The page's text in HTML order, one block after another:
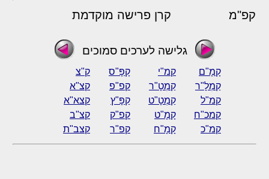
קפ"מ קרן פרישה מוקדמת
גלישה לערכים סמוכים
קָמָ"ם קמ"י קָפָּ"ס
ק"צ
קַמְלָ"ר
קַמְטָ"ר קפ"פ
קצ"א
קמ"ל
קַמְטָ"ט קַפָּ"ץ
קצא"א
קמכ"ח
קָמָ"ט קפ"ק
קצ"ב
קמ"כ
קָמָ"ח קפ"ר קצב"ת